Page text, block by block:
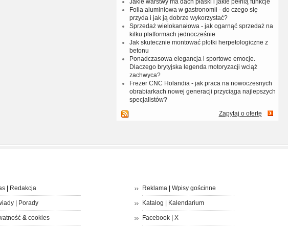
Jakie warstwy ma dach płaski i jakie pełnią funkcje
Folia aluminiowa w gastronomii - do czego się
przyda i jak ją dobrze wykorzystać?
Sprzedaż wielokanałowa - jak ogarnąć sprzedaż na
kilku platformach jednocześnie
Jak skutecznie montować płotki herpetologiczne z
betonu
Ponadczasowa elegancja i sportowe emocje.
Dlaczego brytyjska legenda motoryzacji wciąż
zachwyca?
Frezer CNC Holandia - jak praca na nowoczesnych
obrabiarkach nowej generacji przyciąga najlepszych
specjalistów?
Zapytaj o ofertę
| Redakcja
| Porady
& cookies
Reklama| Wpisy gościnne
Katalog Kalendarium
Facebook| X